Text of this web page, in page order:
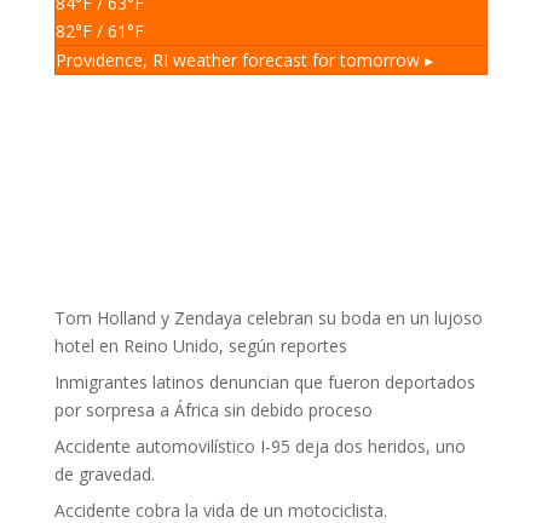
82°F/ 61°F
Providence, RI weather forecast for tomorrow ▸
Tom Holland y Zendaya celebran su boda en un lujoso
hotel en Reino Unido, según reportes
Inmigrantes latinos denuncian que fueron deportados
por sorpresa a África sin debido proceso
Accidente automovilístico I-95 deja dos heridos, uno
de gravedad.
Accidente cobra la vida de un motociclista.